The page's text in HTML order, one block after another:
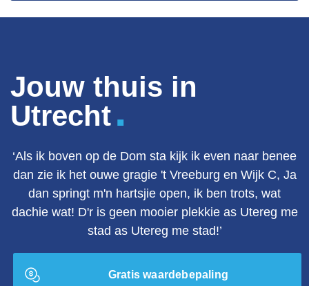
Jouw thuis in
Utrecht.
‘Als ik boven op de Dom sta kijk ik even naar benee
dan zie ik het ouwe gragie 't Vreeburg en Wijk C, Ja
dan springt m'n hartsjie open, ik ben trots, wat
dachie wat! D'r is geen mooier plekkie as Utereg me
stad as Utereg me stad!’
Gratis waardebepaling